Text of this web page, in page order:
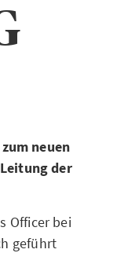
neuen
der
Officer bei
geführt